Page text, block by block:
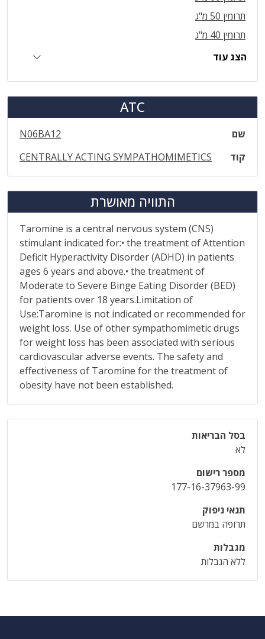
תרומין 50 מ"ג
תרומין 40 מ"ג
הצג עוד
ATC
שם
N06BA12
קוד
CENTRALLY ACTING SYMPATHOMIMETICS
התוויה מאושרת
Taromine is a central nervous system (CNS)
stimulant indicated for:• the treatment of Attention
Deficit Hyperactivity Disorder (ADHD) in patients
ages 6 years and above.• the treatment of
Moderate to Severe Binge Eating Disorder (BED)
for patients over 18 years.Limitation of
Use:Taromine is not indicated or recommended for
weight loss. Use of other sympathomimetic drugs
for weight loss has been associated with serious
cardiovascular adverse events. The safety and
effectiveness of Taromine for the treatment of
obesity have not been established.
בסל הבריאות
לא
מספר רישום
177-16-37963-99
תנאי ניפוק
תרופה במרשם
מגבלות
ללא הגבלות